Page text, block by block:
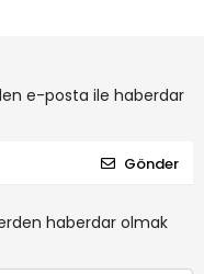
e-posta ile haberdar
Gönder
haberdar olmak